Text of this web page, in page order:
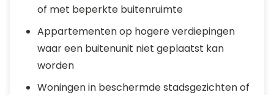
of met beperkte buitenruimte
Appartementen op hogere verdiepingen
waar een buitenunit niet geplaatst kan
worden
Woningen in beschermde stadsgezichten of